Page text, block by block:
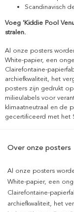
Scandinavisch
Voeg 'Kiddie Pool
stralen.
Al onze posters
White-papier, een
Clairefontaine-
archiefkwaliteit, het
posters zijn gedrukt
milieulabels voor
klimaatneutraal en de
gecertificeerd met het
Over onze posters
Al onze posters
White-papier, een
Clairefontaine-
archiefkwaliteit, het